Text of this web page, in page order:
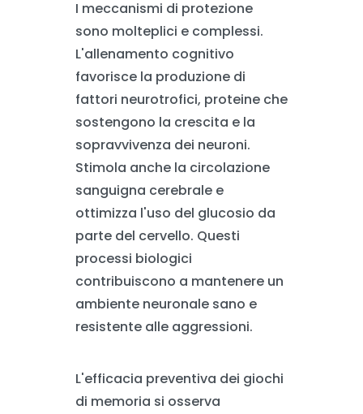
I meccanismi di protezione
sono molteplici e complessi.
L'allenamento cognitivo
favorisce la produzione di
fattori neurotrofici, proteine che
sostengono la crescita e la
sopravvivenza dei neuroni.
Stimola anche la circolazione
sanguigna cerebrale e
ottimizza l'uso del glucosio da
parte del cervello. Questi
processi biologici
contribuiscono a mantenere un
ambiente neuronale sano e
resistente alle aggressioni.
L'efficacia preventiva dei giochi
di memoria si osserva